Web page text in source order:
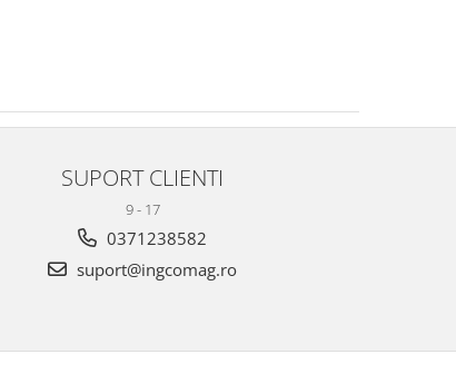
SUPORT CLIENTI
9 - 17
0371238582
suport@ingcomag.ro